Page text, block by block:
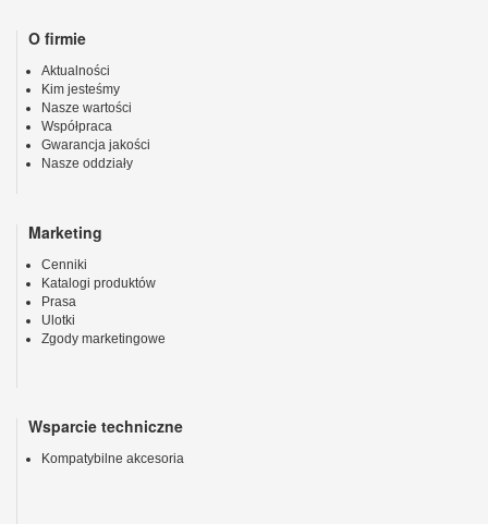
O firmie
Aktualności
Kim jesteśmy
Nasze wartości
Współpraca
Gwarancja jakości
Nasze oddziały
Marketing
Cenniki
Katalogi produktów
Prasa
Ulotki
Zgody marketingowe
Wsparcie techniczne
Kompatybilne akcesoria